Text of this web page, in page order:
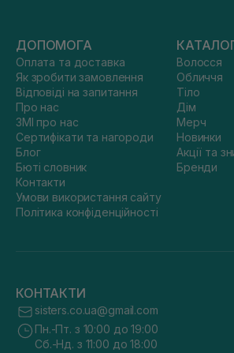
ДОПОМОГА
Оплата та доставка
Як зробити замовлення
Відповіді на запитання
Про нас
ЗМІ про нас
Сертифікати та нагороди
Блог
Бюті словник
Контакти
Умови використання сайту
Політика конфіденційності
Волосся
Обличчя
Тіло
Дім
Мерч
Новинки
Акції та
Бренди
КОНТАКТИ
sisters.co.ua@gmail.com
Пн.-Пт. з 10:00 до 19:00
Сб.-Нд. з 11:00 до 18:00